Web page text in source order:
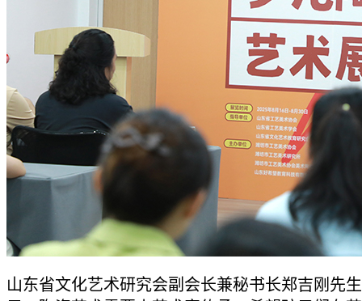
山东省文化艺术研究会副会长兼秘书长郑吉刚先